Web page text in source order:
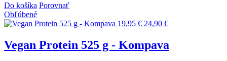
Do košíka Porovnať
Obľúbené
19,95 € 24,90 €
Vegan Protein 525 g - Kompava